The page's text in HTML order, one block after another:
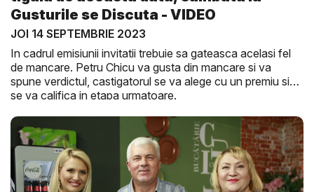
Gusturile se Discuta - VIDEO
JOI 14 SEPTEMBRIE 2023
In cadrul emisiunii invitatii trebuie sa gateasca acelasi fel
de mancare. Petru Chicu va gusta din mancare si va
spune verdictul, castigatorul se va alege cu un premiu si
se va califica in etapa urmatoare.